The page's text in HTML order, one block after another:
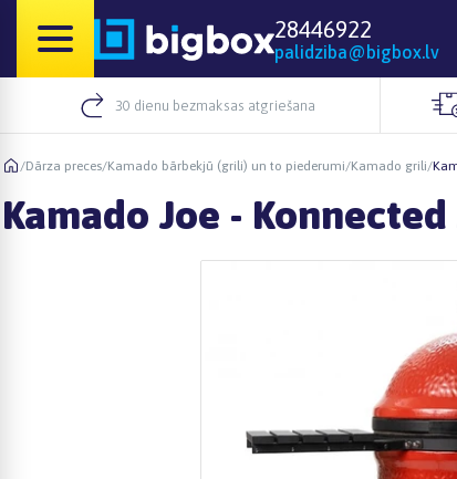
28446922
palidziba@bigbox.lv
30 dienu bezmaksas atgriešana
/Dārza preces/Kamado bārbekjū (grili) un to piederumi/Kamado grili/
Kamado Joe - Konnected